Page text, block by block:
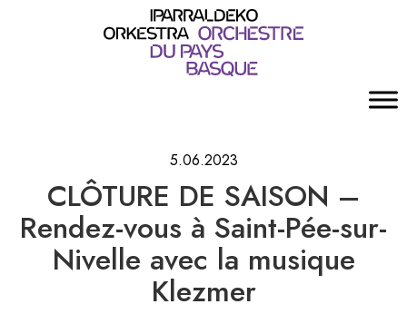
5.06.2023
CLÔTURE DE SAISON –
Rendez-vous à Saint-Pée-sur-
Nivelle avec la musique
Klezmer